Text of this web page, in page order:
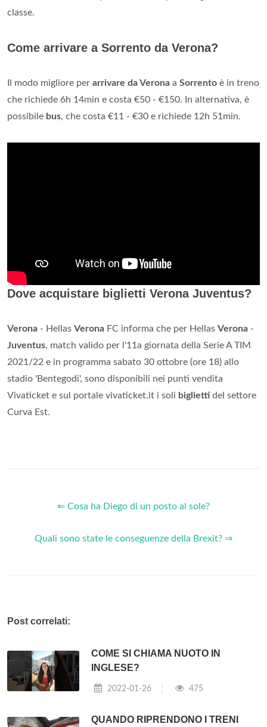
classe.
Come arrivare a Sorrento da Verona?
Il modo migliore per arrivare da Verona a Sorrento è in treno
che richiede 6h 14min e costa €50 - €150. In alternativa, è
possibile bus, che costa €11 - €30 e richiede 12h 51min.
Dove acquistare biglietti Verona Juventus?
Verona - Hellas Verona FC informa che per Hellas Verona -
Juventus, match valido per l'11a giornata della Serie A TIM
2021/22 e in programma sabato 30 ottobre (ore 18) allo
stadio 'Bentegodi', sono disponibili nei punti vendita
Vivaticket e sul portale vivaticket.it i soli biglietti del settore
Curva Est.
⇐ Cosa ha Diego di un posto al sole?
Quali sono state le conseguenze della Brexit? ⇒
Post correlati:
COME SI CHIAMA NUOTO IN
INGLESE?
2022-01-26 475
QUANDO RIPRENDONO I TRENI